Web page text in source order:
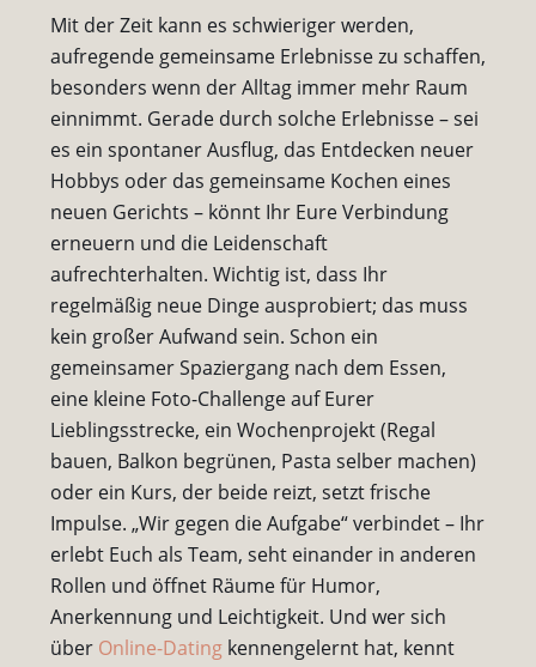
Mit der Zeit kann es schwieriger werden,
aufregende gemeinsame Erlebnisse zu schaffen,
besonders wenn der Alltag immer mehr Raum
einnimmt. Gerade durch solche Erlebnisse – sei
es ein spontaner Ausflug, das Entdecken neuer
Hobbys oder das gemeinsame Kochen eines
neuen Gerichts – könnt Ihr Eure Verbindung
erneuern und die Leidenschaft
aufrechterhalten. Wichtig ist, dass Ihr
regelmäßig neue Dinge ausprobiert; das muss
kein großer Aufwand sein. Schon ein
gemeinsamer Spaziergang nach dem Essen,
eine kleine Foto-Challenge auf Eurer
Lieblingsstrecke, ein Wochenprojekt (Regal
bauen, Balkon begrünen, Pasta selber machen)
oder ein Kurs, der beide reizt, setzt frische
Impulse. „Wir gegen die Aufgabe“ verbindet – Ihr
erlebt Euch als Team, seht einander in anderen
Rollen und öffnet Räume für Humor,
Anerkennung und Leichtigkeit. Und wer sich
über Online-Datingkennengelernt hat, kennt